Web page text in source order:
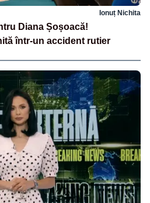
Ionuț Nichita
Diana Șoșoacă!
într-un accident rutier